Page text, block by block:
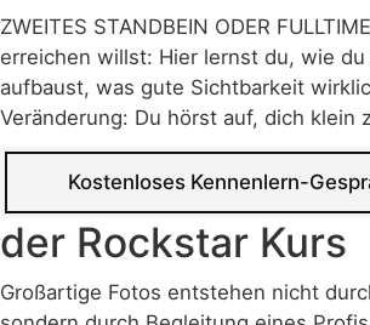
ZWEITES STANDBEIN ODER
erreichen willst: Hier lernst du, wie
aufbaust, was gute Sichtbarkeit
Veränderung: Du hörst auf, dich
Kostenloses Kennenlern-
der Rockstar Kurs
Großartige Fotos entstehen nicht